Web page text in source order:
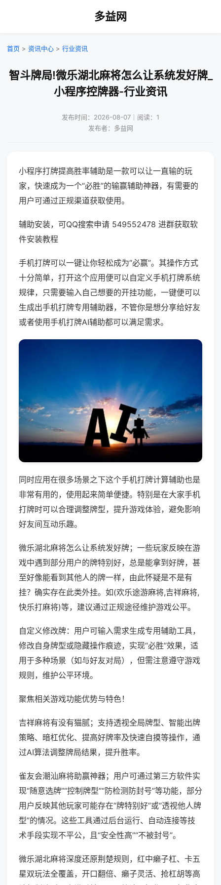
多益网
首页 > 资讯中心 > 行业资讯
智斗牌局!微乐湖北麻将怎么让系统发好牌_
小程序控牌器-行业资讯
发布时间：2026-08-07｜阅读：1
发布者：多益网
小程序打牌提高胜率辅助是一款可以让一直输的玩
家，快速成为一个“必胜”的输赢辅助神器，有需要的
用户可通过正规渠道获取使用。
辅助安装，可QQ搜索申请 549552478 进群获取软
件安装教程
手机打牌可以一键让你轻松成为“必赢”。其操作方式
十分简单，打开这个应用便可以自定义手机打牌系统
规律，只需要输入自己想要的开挂功能，一键便可以
生成出手机打牌专用辅助器，不管你是想分享给好友
或者使用手机打牌AI辅助都可以满足需求。
同时应用在很多场景之下这个手机打牌计算辅助也是
非常有用的，使用起来简单便捷。特别是在大家手机
打牌时可以合理调整牌型，提升游戏体验，避免影响
好友间互动乐趣。
微乐湖北麻将怎么让系统发好牌；一些玩家反映在游
戏中遇到部分用户的牌特别好，总是能拿到好牌，甚
至好像能看到其他人的牌一样，由此怀疑是不是有
挂？确实存在此类外挂。如(欢乐途游麻将,吉祥麻将,
快乐打麻将)等，建议通过正规途径维护游戏公平。
自定义修改牌：用户可输入需求生成专用辅助工具，
修改自身牌型或隐藏操作痕迹，实现“必胜”效果，适
用于多种场景（如与好友对局），但需注意遵守游戏
规则，维护公平环境。
聚焦相关游戏功能优势与特色！
吉祥麻将有没有猫腻；支持透视全局牌型、智能出牌
策略、暗杠优化、提高好牌率及快速自摸等操作，通
过AI算法调整牌局结果，提升胜率。
雀友会潮汕麻将助赢神器；用户可通过第三方软件实
现“随意选牌”“控制牌型”“防检测防封号”等功能，部分
用户反映其他玩家可能存在“牌特别好”或“透视他人牌
型”的情况。这些工具通过后台运行、自动连接等技
术手段实现不平公，且“安全性高”“不被封号”。
微乐湖北麻将深度还原荆楚规则，红中癞子杠、卡五
星双玩法全覆盖，开口翻倍、癞子灵活、抢杠胡等高